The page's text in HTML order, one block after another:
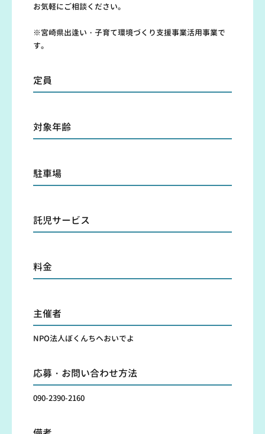
お気軽にご相談ください。
※宮崎県出逢い・子育て環境づくり支援事業活用事業で
す。
定員
対象年齢
駐車場
託児サービス
料金
主催者
NPO法人ぼくんちへおいでよ
応募・お問い合わせ方法
090-2390-2160